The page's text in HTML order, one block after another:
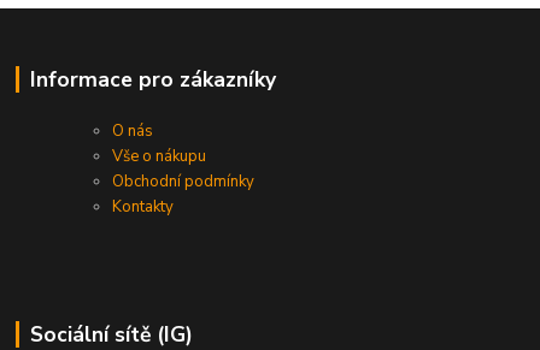
Informace pro zákazníky
O nás
Vše o nákupu
Obchodní podmínky
Kontakty
Sociální sítě (IG)